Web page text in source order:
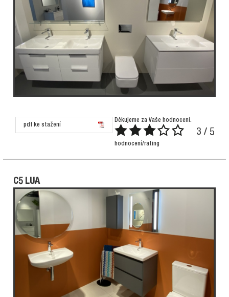
pdf ke stažení
Děkujeme za Vaše hodnocení.
3 / 5
hodnocení/rating
C5 LUA